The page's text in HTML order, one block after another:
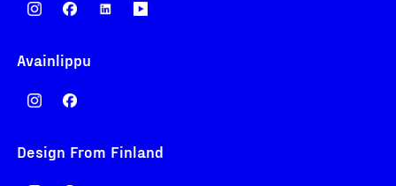
Avainlippu
Design From Finland